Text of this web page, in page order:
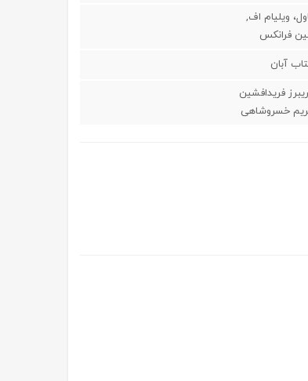
ویلیام اف,
فرانکس
آبان
فرید‌افشین
خسروشاهی